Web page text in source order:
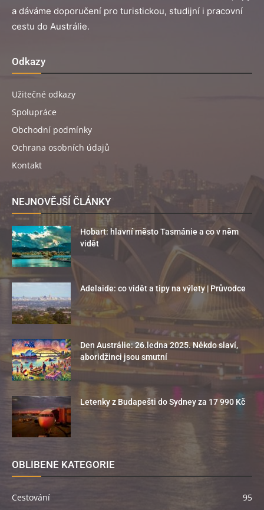
a dáváme doporučení pro turistickou, studijní i pracovní
cestu do Austrálie.
Odkazy
Užitečné odkazy
Spolupráce
Obchodní podmínky
Ochrana osobních údajů
Kontakt
NEJNOVĚJŠÍ ČLÁNKY
Hobart: hlavní město Tasmánie a co v něm
vidět
Adelaide: co vidět a tipy na výlety | Průvodce
Den Austrálie: 26.ledna 2025. Někdo slaví,
aboridžinci jsou smutní
Letenky z Budapešti do Sydney za 17 990 Kč
OBLÍBENÉ KATEGORIE
Cestování
95